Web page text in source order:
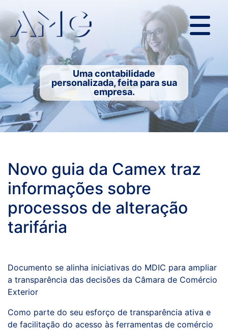
Uma contabilidade
personalizada, feita para sua
empresa.
Novo guia da Camex traz
informações sobre
processos de alteração
tarifária
Documento se alinha iniciativas do MDIC para ampliar
a transparência das decisões da Câmara de Comércio
Exterior
Como parte do seu esforço de transparência ativa e
de facilitação do acesso às ferramentas de comércio